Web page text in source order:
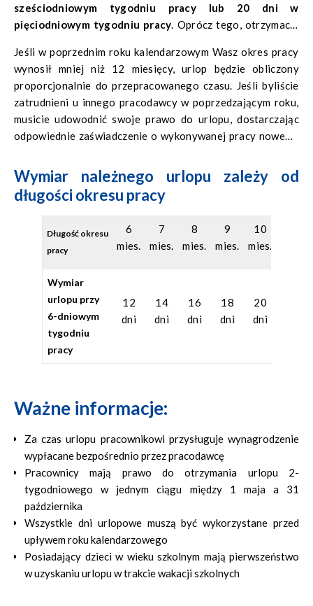
sześciodniowym tygodniu pracy lub 20 dni w
pięciodniowym tygodniu pracy. Oprócz tego, otrzymacie
tytułu świąt państwowych i kościelnych, zazwyczaj praca w
te dni jest zabroniona.
Jeśli w poprzednim roku kalendarzowym Wasz okres pracy
wynosił mniej niż 12 miesięcy, urlop będzie obliczony
proporcjonalnie do przepracowanego czasu. Jeśli byliście
zatrudnieni u innego pracodawcy w poprzedzającym roku,
musicie udowodnić swoje prawo do urlopu, dostarczając
odpowiednie zaświadczenie o wykonywanej pracy nowemu
Wymiar należnego urlopu zależy od
długości okresu pracy
Długość okresu
pracy
6
mies.
7
mies.
8
mies.
9
mies.
10
mies.
Wymiar
urlopu przy
6-dniowym
tygodniu
pracy
12
dni
14
dni
16
dni
18
dni
20
dni
Ważne informacje:
Za czas urlopu pracownikowi przysługuje wynagrodzenie
wypłacane bezpośrednio przez pracodawcę
Pracownicy mają prawo do otrzymania urlopu 2-
tygodniowego w jednym ciągu między 1 maja a 31
października
Wszystkie dni urlopowe muszą być wykorzystane przed
upływem roku kalendarzowego
Posiadający dzieci w wieku szkolnym mają pierwszeństwo
w uzyskaniu urlopu w trakcie wakacji szkolnych